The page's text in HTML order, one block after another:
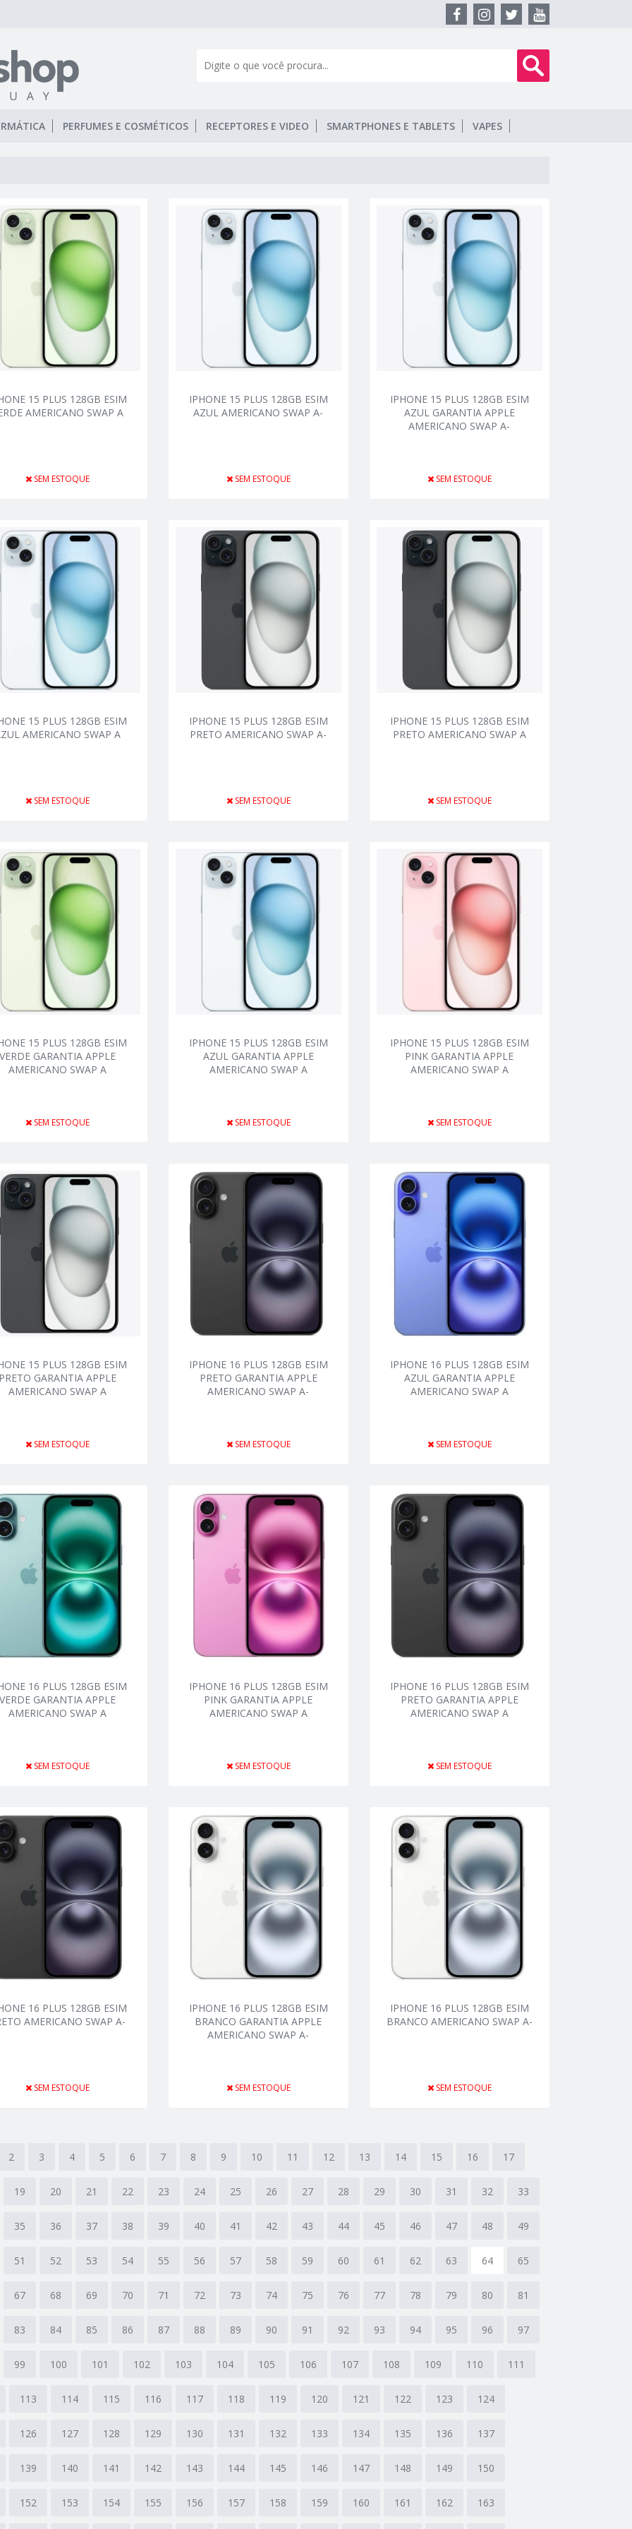
PERFUMES E COSMÉTICOS RECEPTORES E VIDEO SMARTPHONES E TABLETS VAPES
15 PLUS 128GB ESIM
AMERICANO SWAP A
SEM ESTOQUE
IPHONE 15 PLUS 128GB ESIM
AZUL AMERICANO SWAP A-
SEM ESTOQUE
IPHONE 15 PLUS 128GB ESIM
AZUL GARANTIA APPLE
AMERICANO SWAP A-
SEM ESTOQUE
15 PLUS 128GB ESIM
AMERICANO SWAP A
SEM ESTOQUE
IPHONE 15 PLUS 128GB ESIM
PRETO AMERICANO SWAP A-
SEM ESTOQUE
IPHONE 15 PLUS 128GB ESIM
PRETO AMERICANO SWAP A
SEM ESTOQUE
15 PLUS 128GB ESIM
GARANTIA APPLE
AMERICANO SWAP A
SEM ESTOQUE
IPHONE 15 PLUS 128GB ESIM
AZUL GARANTIA APPLE
AMERICANO SWAP A
SEM ESTOQUE
IPHONE 15 PLUS 128GB ESIM
PINK GARANTIA APPLE
AMERICANO SWAP A
SEM ESTOQUE
15 PLUS 128GB ESIM
GARANTIA APPLE
AMERICANO SWAP A
SEM ESTOQUE
IPHONE 16 PLUS 128GB ESIM
PRETO GARANTIA APPLE
AMERICANO SWAP A-
SEM ESTOQUE
IPHONE 16 PLUS 128GB ESIM
AZUL GARANTIA APPLE
AMERICANO SWAP A
SEM ESTOQUE
16 PLUS 128GB ESIM
GARANTIA APPLE
AMERICANO SWAP A
SEM ESTOQUE
IPHONE 16 PLUS 128GB ESIM
PINK GARANTIA APPLE
AMERICANO SWAP A
SEM ESTOQUE
IPHONE 16 PLUS 128GB ESIM
PRETO GARANTIA APPLE
AMERICANO SWAP A
SEM ESTOQUE
16 PLUS 128GB ESIM
AMERICANO SWAP A-
SEM ESTOQUE
IPHONE 16 PLUS 128GB ESIM
BRANCO GARANTIA APPLE
AMERICANO SWAP A-
SEM ESTOQUE
IPHONE 16 PLUS 128GB ESIM
BRANCO AMERICANO SWAP A-
SEM ESTOQUE
2 3 4 5 6 7 8 9 10 11 12 13 14 15 16 17
19 20 21 22 23 24 25 26 27 28 29 30 31 32 33
35 36 37 38 39 40 41 42 43 44 45 46 47 48 49
51 52 53 54 55 56 57 58 59 60 61 62 63 64 65
67 68 69 70 71 72 73 74 75 76 77 78 79 80 81
83 84 85 86 87 88 89 90 91 92 93 94 95 96 97
99 100 101 102 103 104 105 106 107 108 109 110 111
113 114 115 116 117 118 119 120 121 122 123 124
126 127 128 129 130 131 132 133 134 135 136 137
139 140 141 142 143 144 145 146 147 148 149 150
152 153 154 155 156 157 158 159 160 161 162 163